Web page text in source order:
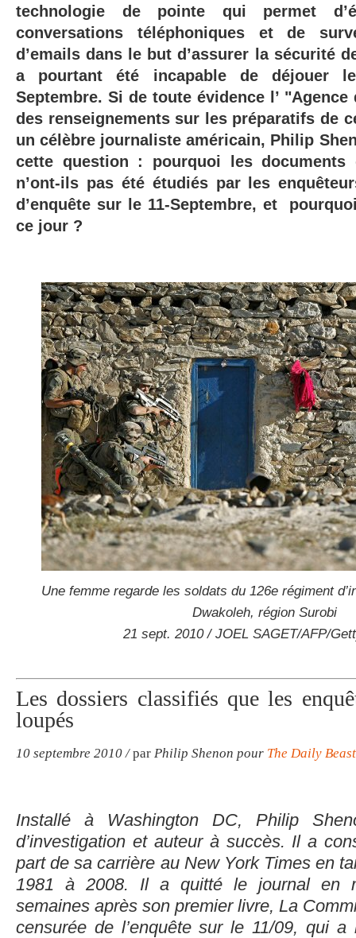
technologie de pointe qui permet
conversations téléphoniques et de
d’emails dans le but d’assurer la sécurité
a pourtant été incapable de déjouer
Septembre. Si de toute évidence l’
des renseignements sur les préparatifs de
un célèbre journaliste américain, Philip
cette question : pourquoi les documents
n’ont-ils pas été étudiés par les
d’enquête sur le 11-Septembre, et
ce jour ?
Une femme regarde les soldats du 126e régiment
Dwakoleh, région Surobi
21 sept. 2010 / JOEL SAGET/AFP/
Les dossiers classifiés que les
loupés
10 septembre 2010 /par Philip Shenon pour The Daily Beast
Installé à Washington DC, Philip
d’investigation et auteur à succès. Il a
part de sa carrière au New York Times en
1981 à 2008. Il a quitté le journal en
semaines après son premier livre, La
censurée de l’enquête sur le 11/09, qui